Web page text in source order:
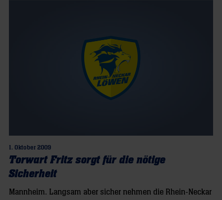
1. Oktober 2009
Torwart Fritz sorgt für die nötige
Sicherheit
Mannheim. Langsam aber sicher nehmen die Rhein-Neckar